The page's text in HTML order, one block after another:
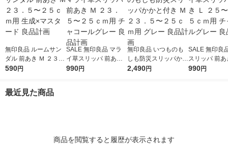
無印良品 ルームサン
ダル 前あき Ｍ ２３．
５〜２５ｃｍ用 生成×
590円
SALE 無印良品 マラ
イ草スリッパ 前あき
Ｍ ２３．５〜２５ｃ
990円
無印良品 いつものも
しも防災スリッパかか
と付き Ｍ ２３．５〜
2,490円
SALE 無印良
スリッパ 前あ
５〜２６．５
990円
最近見た商品
商品を閲覧すると履歴が表示されます